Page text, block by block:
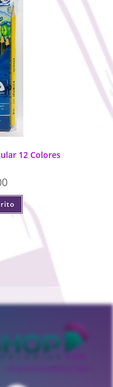
12 Colores